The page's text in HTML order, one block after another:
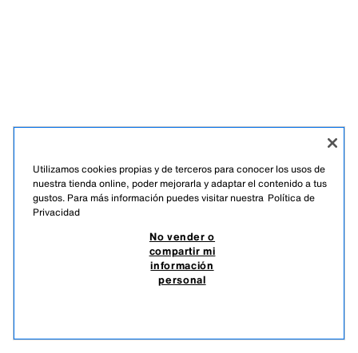
Utilizamos cookies propias y de terceros para conocer los usos de
nuestra tienda online, poder mejorarla y adaptar el contenido a tus
gustos. Para más información puedes visitar nuestra Política de
Privacidad
No vender o
compartir mi
información
personal